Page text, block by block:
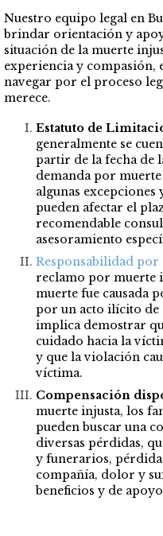
Nuestro equipo legal en
brindar orientación y
situación de la muerte
experiencia y compasión,
navegar por el proceso
merece.
Estatuto de
generalmente se
partir de la fecha de
demanda por
algunas excepciones
pueden afectar el
recomendable
asesoramiento
Responsabilidad por
reclamo por muerte
muerte fue causada
por un acto ilícito de
implica demostrar
cuidado hacia la
y que la violación
víctima.
Compensación
muerte injusta, los
pueden buscar una
diversas pérdidas,
y funerarios,
compañía, dolor y
beneficios y de